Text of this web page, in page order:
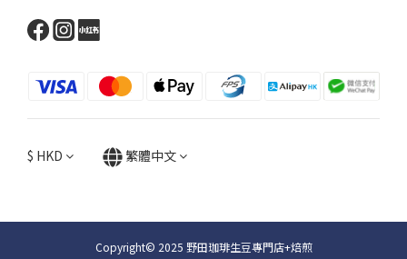
$ HKD 繁體中文
Copyright© 2025 野田珈琲生豆專門店+焙煎